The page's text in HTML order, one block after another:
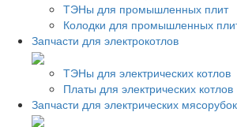
ТЭНы для промышленных плит
Колодки для промышленных
Запчасти для электрокотлов
ТЭНы для электрических котлов
Платы для электрических котлов
Запчасти для электрических мясорубок